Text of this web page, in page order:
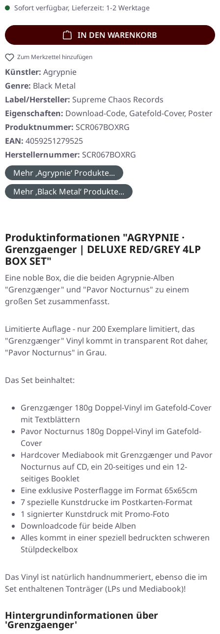
Sofort verfügbar, Lieferzeit: 1-2 Werktage
IN DEN WARENKORB
Zum Merkzettel hinzufügen
Künstler: Agrypnie
Genre: Black Metal
Label/Hersteller: Supreme Chaos Records
Eigenschaften: Download-Code, Gatefold-Cover, Poster
Produktnummer: SCR067BOXRG
EAN: 4059251279525
Herstellernummer: SCR067BOXRG
Mehr ‚Agrypnie‘ Produkte...
Mehr ‚Black Metal‘ Produkte...
Produktinformationen "AGRYPNIE ·
Grenzgaenger | DELUXE RED/GREY 4LP
BOX SET"
Eine noble Box, die die beiden Agrypnie-Alben
"Grenzgænger" und "Pavor Nocturnus" zu einem
großen Set zusammenfasst.
Limitierte Auflage - nur 200 Exemplare limitiert, das
"Grenzgænger" Vinyl kommt in transparent Rot daher,
"Pavor Nocturnus" in Grau.
Das Set beinhaltet:
Grenzgænger 180g Doppel-Vinyl im Gatefold-Cover
mit Textblättern
Pavor Nocturnus 180g Doppel-Vinyl im Gatefold-
Cover
Hardcover Mediabook mit Grenzgænger und Pavor
Nocturnus auf CD, ein 20-seitiges und ein 12-
seitiges Booklet
Eine exklusive Posterflagge im Format 65x65cm
7 spezielle Kunstdrucke im Postkarten-Format
1 signierter Kunstdruck mit Promo-Foto
Downloadcode für beide Alben
Alles kommt in einer speziell bedruckten schweren
Stülpdeckelbox
Das Vinyl ist natürlich handnummeriert, ebenso die im
Set enthaltenen Tonträger (LPs und Mediabook)!
Hintergrundinformationen über
'Grenzgaenger'